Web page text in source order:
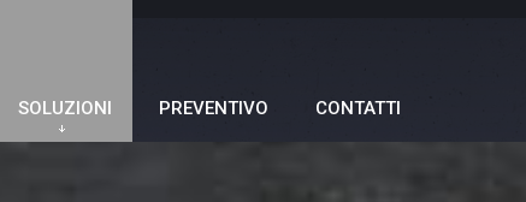
SOLUZIONI PREVENTIVO CONTATTI